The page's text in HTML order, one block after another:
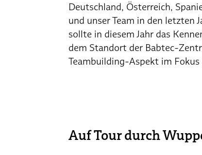
Deutschland, Österreich,
und unser Team in den letzten
sollte in diesem Jahr das
dem Standort der Babtec-
Teambuilding-Aspekt im Fokus
Auf Tour durch